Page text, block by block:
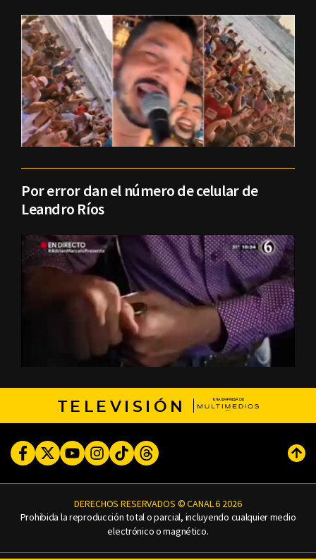
Por error dan el número de celular de
Leandro Ríos
TELEVISIÓN
FacebookTwitterYoutubeInstagram
TikTokThreads
DERECHOS RESERVADOS © CANAL 6 2026
Prohibida la reproducción total o parcial, incluyendo cualquier medio
electrónico o magnético.